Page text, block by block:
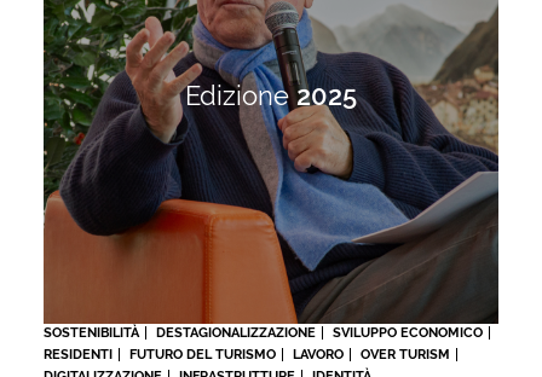
Edizione2025
SOSTENIBILITÀ DESTAGIONALIZZAZIONE
SVILUPPO ECONOMICO
RESIDENTI
FUTURO DEL TURISMO LAVORO
OVER TURISM